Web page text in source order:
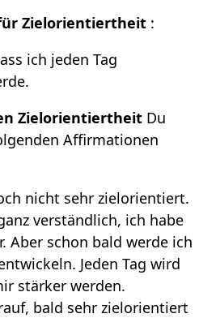
Zielorientiertheit :
ich jeden Tag
Zielorientiertheit Du
Affirmationen
nicht sehr zielorientiert.
verständlich, ich habe
Aber schon bald werde ich
Jeden Tag wird
stärker werden.
bald sehr zielorientiert